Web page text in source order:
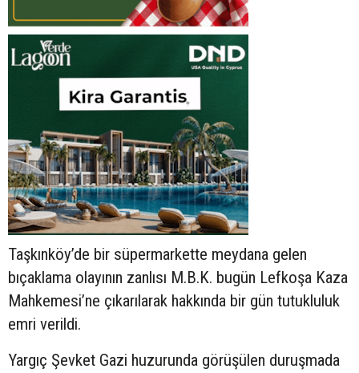
Taşkınköy’de bir süpermarkette meydana gelen
bıçaklama olayının zanlısı M.B.K. bugün Lefkoşa Kaza
Mahkemesi’ne çıkarılarak hakkında bir gün tutukluluk
emri verildi.
Yargıç Şevket Gazi huzurunda görüşülen duruşmada